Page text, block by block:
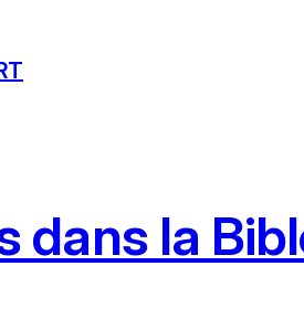
dans la